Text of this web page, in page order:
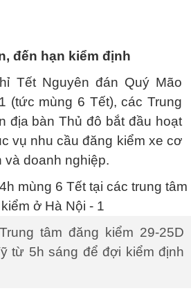
đến hạn kiểm định
Tết Nguyên đán Quý Mão
(tức mùng 6 Tết), các Trung
địa bàn Thủ đô bắt đầu hoạt
vụ nhu cầu đăng kiểm xe cơ
doanh nghiệp.
tâm đăng kiểm 29-25D
từ 5h sáng để đợi kiểm định